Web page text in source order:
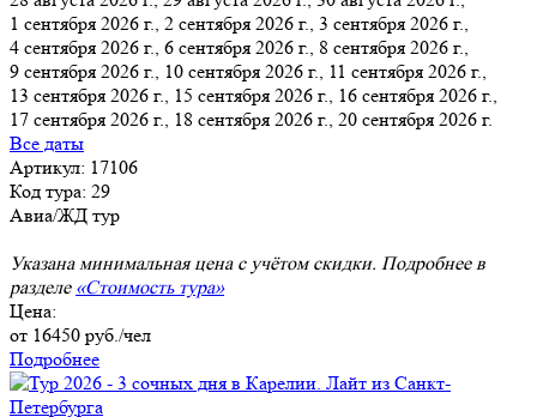
1 сентября 2026 г., 2 сентября 2026 г., 3 сентября 2026 г.,
4 сентября 2026 г., 6 сентября 2026 г., 8 сентября 2026 г.,
9 сентября 2026 г., 10 сентября 2026 г., 11 сентября 2026 г.,
13 сентября 2026 г., 15 сентября 2026 г., 16 сентября 2026 г.,
17 сентября 2026 г., 18 сентября 2026 г., 20 сентября 2026 г.
Все даты
Артикул: 17106
Код тура: 29
Авиа/ЖД тур
Указана минимальная цена с учётом скидки. Подробнее в
разделе «Стоимость тура»
Цена:
от 16450 руб./чел
Подробнее